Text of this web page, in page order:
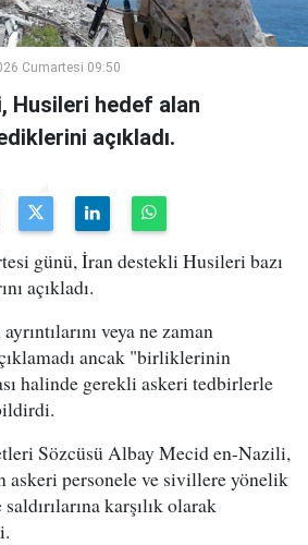
Cumartesi 09:50
Husileri hedef alan
açıkladı.
günü, İran destekli Husileri bazı
açıkladı.
veya ne zaman
ancak "birliklerinin
halinde gerekli askeri tedbirlerle
Sözcüsü Albay Mecid en-Nazili,
askeri personele ve sivillere yönelik
karşılık olarak